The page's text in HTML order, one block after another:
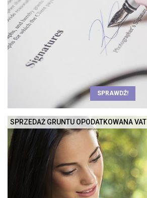
SPRAWDŹ!
SPRZEDAŻ GRUNTU OPODATKOWANA VAT